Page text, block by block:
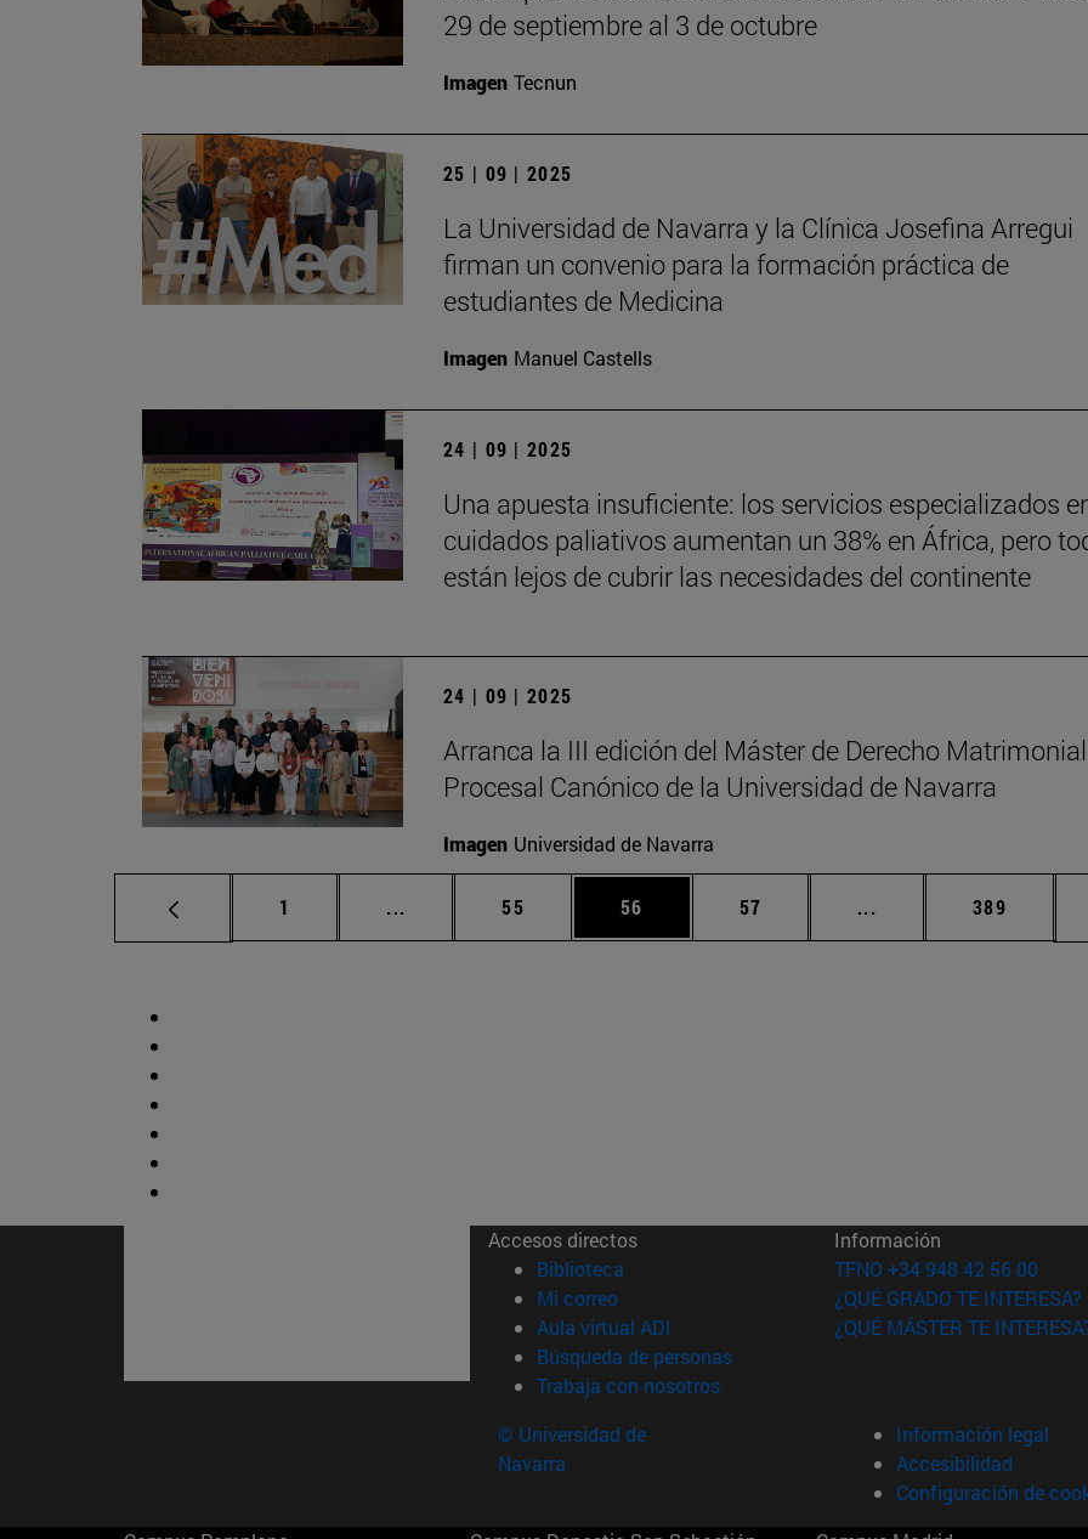
29 de septiembre al 3 de octubre
Imagen Tecnun
25 | 09 | 2025
La Universidad de Navarra y la Clínica Josefina Arregui
firman un convenio para la formación práctica de
estudiantes de Medicina
Imagen Manuel Castells
24 | 09 | 2025
Una apuesta insuficiente: los servicios especializados
cuidados paliativos aumentan un 38% en África, pero
están lejos de cubrir las necesidades del continente
24 | 09 | 2025
Arranca la III edición del Máster de Derecho
Procesal Canónico de la Universidad de Navarra
Imagen Universidad de Navarra
Página
1 ... Páginas intermedias Use TAB para desplazarse.
Página
55 Página
56 Página
57 ... Páginas intermedias
Página
389
Accesos directos
Biblioteca (abre en nueva ventana)
Mi correo(abre en nueva ventana)
Aula virtual ADI (abre en nueva ventana)
Búsqueda de personas(abre en nueva ventana)
Trabaja con nosotros(abre en nueva ventana)
Información
TFNO +34 948 42 56 00
¿QUÉ GRADO TE INTERESA?
¿QUÉ MÁSTER TE
© Universidad de
Navarra
Información legal
Accesibilidad
Configuración de